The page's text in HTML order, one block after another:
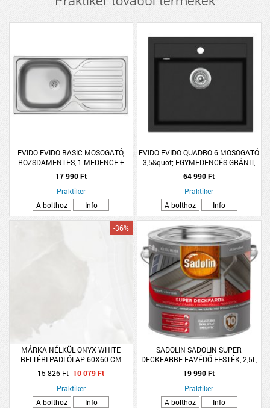
EVIDO EVIDO BASIC MOSOGATÓ,
ROZSDAMENTES, 1 MEDENCE +
CSEPPTÁLCA, 86X43,5CM, 1,5&quot;
17 990 Ft
Praktiker
A bolthoz
Info
EVIDO EVIDO QUADRO 6 MOSOGATÓ
3,5&quot; EGYMEDENCÉS GRÁNIT,
ANTRACIT, 565X510X200MM
64 990 Ft
Praktiker
A bolthoz
Info
MÁRKA NÉLKÜL ONYX WHITE
BELTÉRI PADLÓLAP 60X60 CM
1,44M2/CSOM. MÁRVÁNYOS PEI3
&lt;R9 FÉNYES
-36%
15 826 Ft 10 079 Ft
Praktiker
A bolthoz
Info
SADOLIN SADOLIN SUPER
DECKFARBE FAVÉDŐ FESTÉK, 2,5L,
PALASZÜRKE
19 990 Ft
Praktiker
A bolthoz
Info